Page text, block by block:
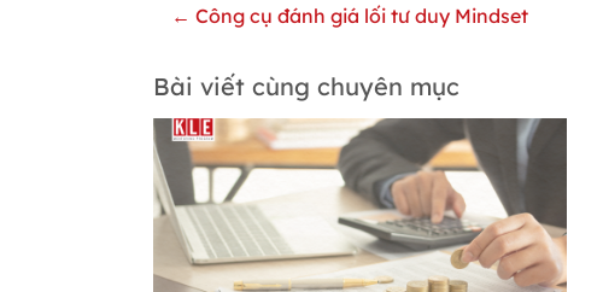
← Công cụ đánh giá lối tư duy Mindset
Bài viết cùng chuyên mục